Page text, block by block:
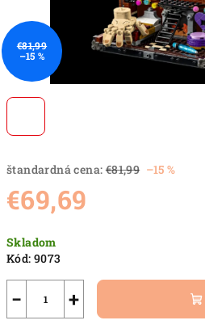
štandardná cena: €81,99 –15 %
€69,69
cena:
Skladom
Kód: 9073
+
−
€81,99
–15 %